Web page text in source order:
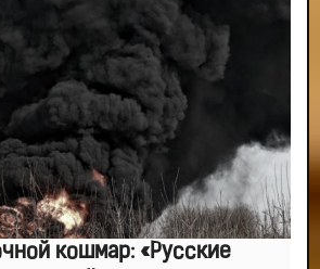
кошмар: «Русские